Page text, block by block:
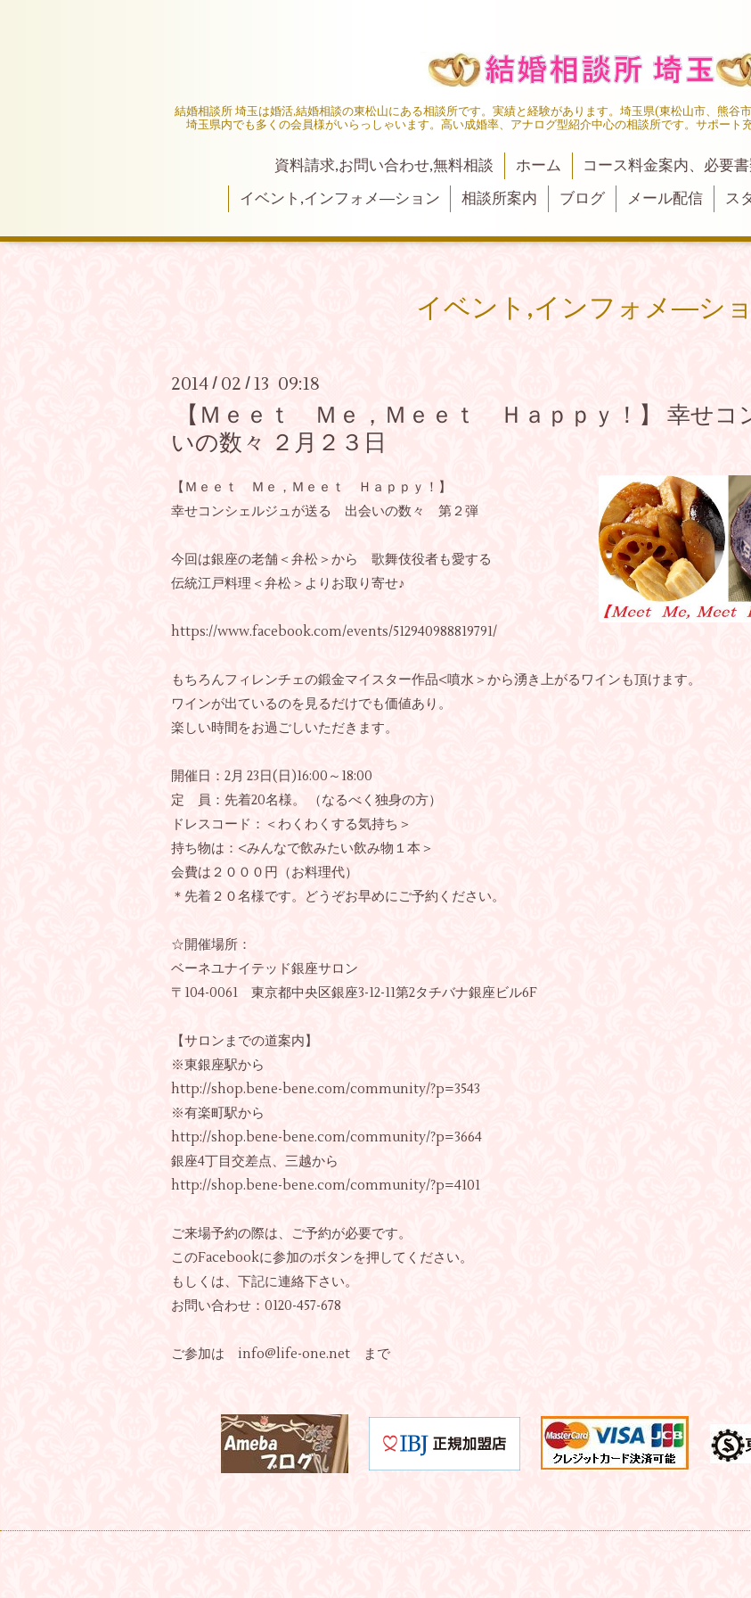
結婚相談所 埼玉は婚活,結婚相談の東松山にある相談所です。実績と経験があります。埼玉県(東松山市、熊谷
埼玉県内でも多くの会員様がいらっしゃいます。高い成婚率、アナログ型紹介中心の相談所です。サポート
資料請求,お問い合わせ,無料相談 ホーム コース料金案内、必要
イベント,インフォメ―ション
相談所案内 ブログ メール配信 ス
イベント,インフォメ―シ
2014 / 02 / 13 09:18
【Ｍｅｅｔ Ｍｅ，Ｍｅｅｔ Ｈａｐｐｙ！】 幸せコ
いの数々 ２月２３日
【Ｍｅｅｔ Ｍｅ，Ｍｅｅｔ Ｈａｐｐｙ！】
幸せコンシェルジュが送る 出会いの数々 第２弾
今回は銀座の老舗＜弁松＞から 歌舞伎役者も愛する
伝統江戸料理＜弁松＞よりお取り寄せ♪
https://www.facebook.com/events/512940988819791/
もちろんフィレンチェの鍛金マイスター作品<噴水＞から湧き上がるワインも頂けます。
ワインが出ているのを見るだけでも価値あり。
楽しい時間をお過ごしいただきます。
開催日：2月 23日(日)16:00～18:00
定 員：先着20名様。 （なるべく独身の方）
ドレスコード：＜わくわくする気持ち＞
持ち物は：<みんなで飲みたい飲み物１本＞
会費は２０００円（お料理代）
＊先着２０名様です。どうぞお早めにご予約ください。
☆開催場所：
ベーネユナイテッド銀座サロン
〒104-0061 東京都中央区銀座3-12-11第2タチバナ銀座ビル6F
【サロンまでの道案内】
※東銀座駅から
http://shop.bene-bene.com/community/?p=3543
※有楽町駅から
http://shop.bene-bene.com/community/?p=3664
銀座4丁目交差点、三越から
http://shop.bene-bene.com/community/?p=4101
ご来場予約の際は、ご予約が必要です。
このFacebookに参加のボタンを押してください。
もしくは、下記に連絡下さい。
お問い合わせ：0120-457-678
ご参加は info@life-one.net まで